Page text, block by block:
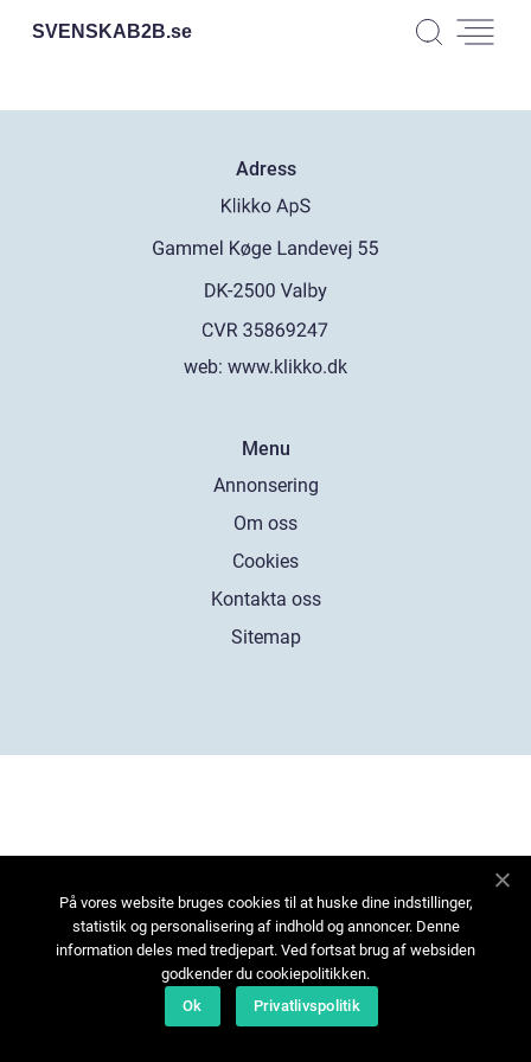
SVENSKAB2B.se
Adress
web: www.klikko.dk
Menu
Annonsering
Om oss
Cookies
Kontakta oss
Sitemap
På vores website bruges cookies til at huske dine indstillinger,
statistik og personalisering af indhold og annoncer. Denne
information deles med tredjepart. Ved fortsat brug af websiden
godkender du cookiepolitikken.
Ok
Privatlivspolitik